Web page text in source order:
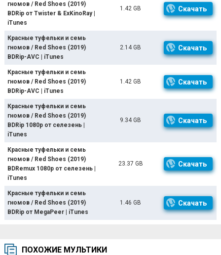
гномов / Red Shoes (2019)
BDRip от Twister & ExKinoRay |
iTunes
1.42 GB Скачать
Красные туфельки и семь
гномов / Red Shoes (2019)
BDRip-AVC | iTunes
2.14 GB Скачать
Красные туфельки и семь
гномов / Red Shoes (2019)
BDRip-AVC | iTunes
1.42 GB Скачать
Красные туфельки и семь
гномов / Red Shoes (2019)
BDRip 1080p от селезень |
iTunes
9.34 GB Скачать
Красные туфельки и семь
гномов / Red Shoes (2019)
BDRemux 1080p от селезень |
iTunes
23.37 GB Скачать
Красные туфельки и семь
гномов / Red Shoes (2019)
BDRip от MegaPeer | iTunes
1.46 GB Скачать
ПОХОЖИЕ МУЛЬТИКИ